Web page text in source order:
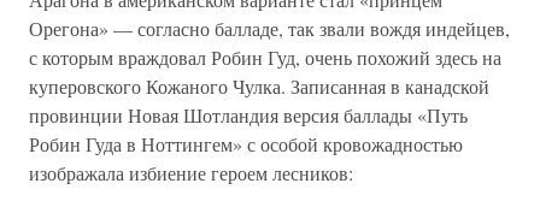
Орегона» — согласно балладе, так звали вождя индейцев,
с которым враждовал Робин Гуд, очень похожий здесь на
куперовского Кожаного Чулка. Записанная в канадской
провинции Новая Шотландия версия баллады «Путь
Робин Гуда в Ноттингем» с особой кровожадностью
изображала избиение героем лесников: